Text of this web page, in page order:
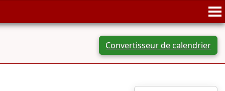
Convertisseur de calendrier